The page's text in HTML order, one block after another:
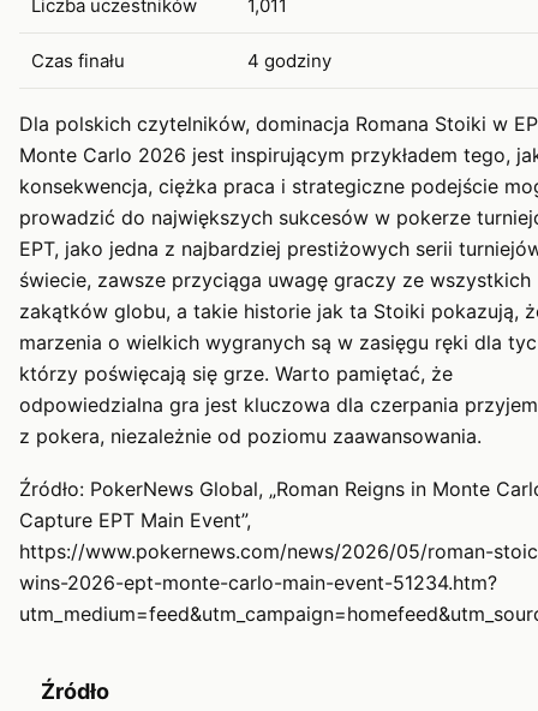
Liczba uczestników 1,011
Czas finału 4 godziny
Dla polskich czytelników, dominacja Romana Stoiki w
Monte Carlo 2026 jest inspirującym przykładem tego,
konsekwencja, ciężka praca i strategiczne podejście
prowadzić do największych sukcesów w pokerze
EPT, jako jedna z najbardziej prestiżowych serii
świecie, zawsze przyciąga uwagę graczy ze wszystkich
zakątków globu, a takie historie jak ta Stoiki pokazują,
marzenia o wielkich wygranych są w zasięgu ręki dla
którzy poświęcają się grze. Warto pamiętać, że
odpowiedzialna gra jest kluczowa dla czerpania
z pokera, niezależnie od poziomu zaawansowania.
Źródło: PokerNews Global, „Roman Reigns in Monte
Capture EPT Main Event”,
https://www.pokernews.com/news/2026/05/roman-
wins-2026-ept-monte-carlo-main-event-51234.htm?
Źródło